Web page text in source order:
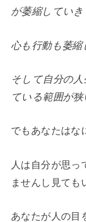
が萎縮してい
心も行動も萎
そして自分の
ている範囲が
でもあなたはな
人は自分が思っ
ませんし見ても
あなたが人の目